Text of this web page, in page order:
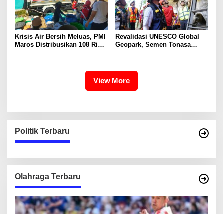
Krisis Air Bersih Meluas, PMI
Maros Distribusikan 108 Ribu
Revalidasi UNESCO Global
Geopark, Semen Tonasa
View More
Politik Terbaru
Olahraga Terbaru